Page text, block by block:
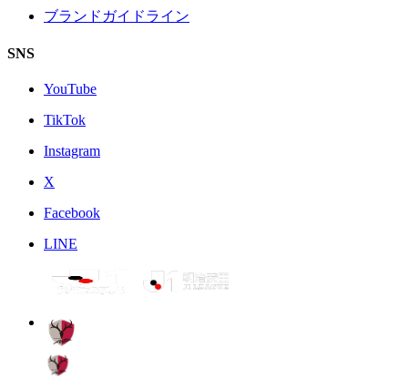
ブランドガイドライン
SNS
YouTube
TikTok
Instagram
X
Facebook
LINE